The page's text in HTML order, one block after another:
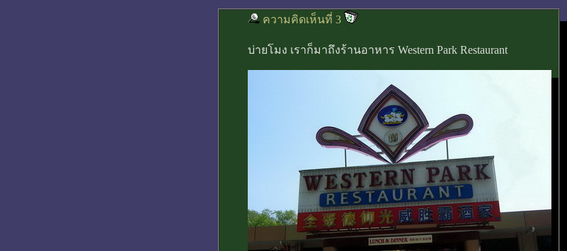
ความคิดเห็นที่ 3
บ่ายโมง เราก็มาถึงร้านอาหาร Western Park Restaurant